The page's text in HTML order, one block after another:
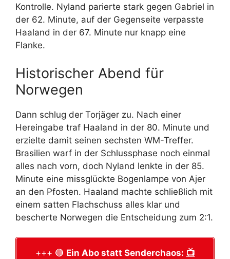
Kontrolle. Nyland parierte stark gegen Gabriel in
der 62. Minute, auf der Gegenseite verpasste
Haaland in der 67. Minute nur knapp eine
Flanke.
Historischer Abend für
Norwegen
Dann schlug der Torjäger zu. Nach einer
Hereingabe traf Haaland in der 80. Minute und
erzielte damit seinen sechsten WM-Treffer.
Brasilien warf in der Schlussphase noch einmal
alles nach vorn, doch Nyland lenkte in der 85.
Minute eine missglückte Bogenlampe von Ajer
an den Pfosten. Haaland machte schließlich mit
einem satten Flachschuss alles klar und
bescherte Norwegen die Entscheidung zum 2:1.
+++ 🔴 Ein Abo statt Senderchaos: 📺